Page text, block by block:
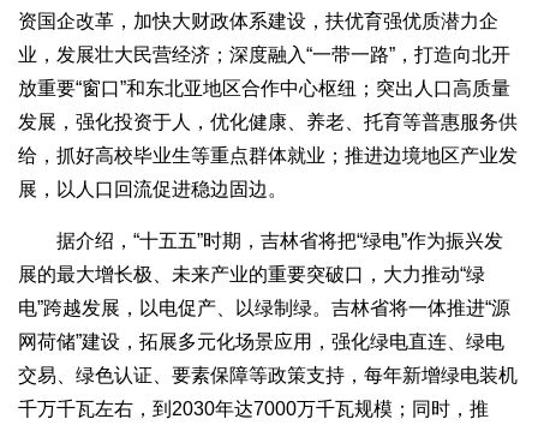
资国企改革，加快大财政体系建设，扶优育强优质潜力企
业，发展壮大民营经济；深度融入“一带一路”，打造向北开
放重要“窗口”和东北亚地区合作中心枢纽；突出人口高质量
发展，强化投资于人，优化健康、养老、托育等普惠服务供
给，抓好高校毕业生等重点群体就业；推进边境地区产业发
展，以人口回流促进稳边固边。
据介绍，“十五五”时期，吉林省将把“绿电”作为振兴发
展的最大增长极、未来产业的重要突破口，大力推动“绿
电”跨越发展，以电促产、以绿制绿。吉林省将一体推进“源
网荷储”建设，拓展多元化场景应用，强化绿电直连、绿电
交易、绿色认证、要素保障等政策支持，每年新增绿电装机
千万千瓦左右，到2030年达7000万千瓦规模；同时，推